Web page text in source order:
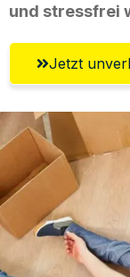
und stressfrei
Jetzt